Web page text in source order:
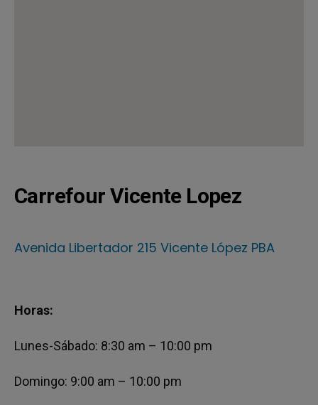
Carrefour Vicente Lopez
Avenida Libertador 215 Vicente López PBA
Horas:
Lunes-Sábado: 8:30 am – 10:00 pm
Domingo: 9:00 am – 10:00 pm